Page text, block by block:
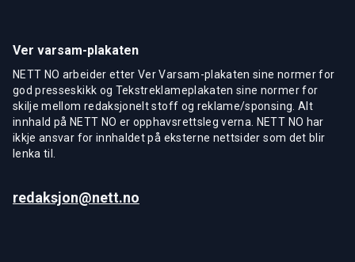
Ver varsam-plakaten
NETT NO arbeider etter Ver Varsam-plakaten sine normer for
god presseskikk og Tekstreklameplakaten sine normer for
skilje mellom redaksjonelt stoff og reklame/sponsing. Alt
innhald på NETT NO er opphavsrettsleg verna. NETT NO har
ikkje ansvar for innhaldet på eksterne nettsider som det blir
lenka til.
redaksjon@nett.no